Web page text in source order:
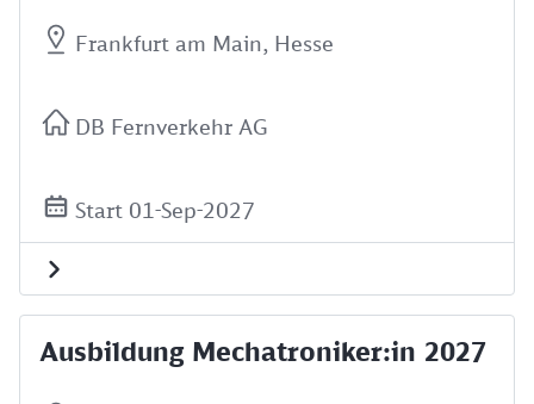
Frankfurt am Main, Hesse
DB Fernverkehr AG
Start 01-Sep-2027
Ausbildung Mechatroniker:in 2027